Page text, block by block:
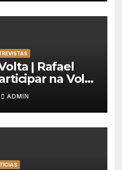
| Rafael
na Volta
sonho de
ADMIN